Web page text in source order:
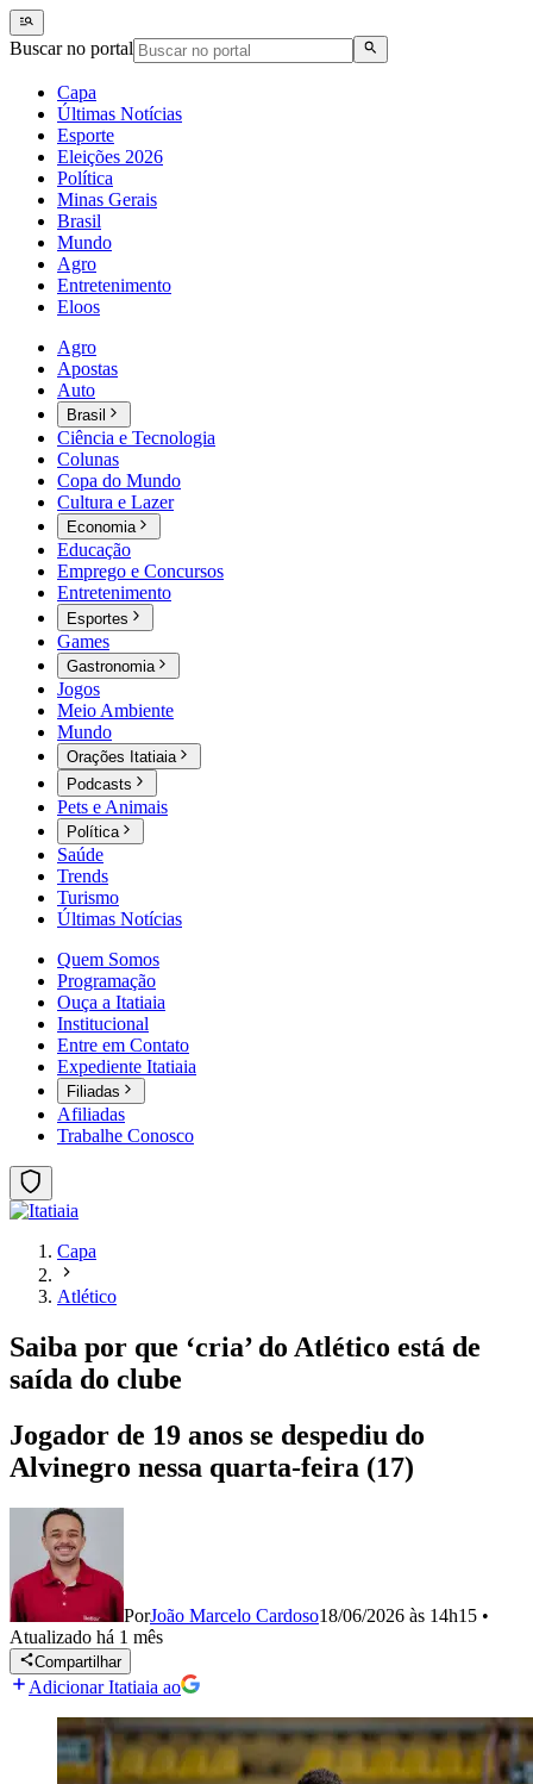
Buscar no portal
Capa
Últimas Notícias
Esporte
Eleições 2026
Política
Minas Gerais
Brasil
Mundo
Agro
Entretenimento
Eloos
Agro
Apostas
Auto
Brasil
Ciência e Tecnologia
Colunas
Copa do Mundo
Cultura e Lazer
Economia
Educação
Emprego e Concursos
Entretenimento
Esportes
Games
Gastronomia
Jogos
Meio Ambiente
Mundo
Orações Itatiaia
Podcasts
Pets e Animais
Política
Saúde
Trends
Turismo
Últimas Notícias
Quem Somos
Programação
Ouça a Itatiaia
Institucional
Entre em Contato
Expediente Itatiaia
Filiadas
Afiliadas
Trabalhe Conosco
Capa
Atlético
Saiba por que ‘cria’ do Atlético está de
saída do clube
Jogador de 19 anos se despediu do
Alvinegro nessa quarta-feira (17)
PorJoão Marcelo Cardoso18/06/2026 às 14h15 •
Atualizado há 1 mês
Compartilhar
Adicionar Itatiaia ao